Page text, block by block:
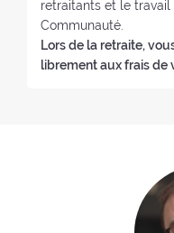
retraitants et le
Communauté.
Lors de la retraite,
librement aux frais de